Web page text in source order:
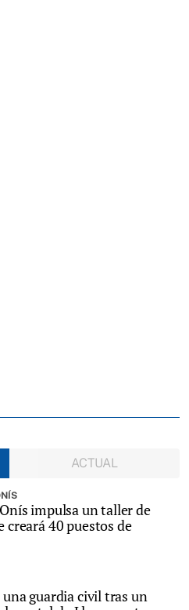
ACTUAL
impulsa un taller de
creará 40 puestos de
una guardia civil tras un